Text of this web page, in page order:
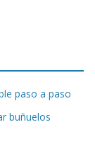
paso a paso
buñuelos